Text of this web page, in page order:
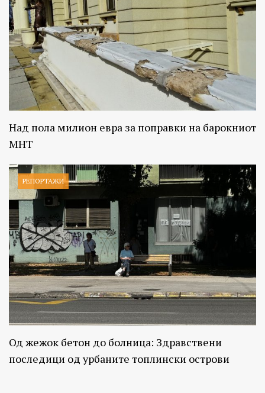
Над пола милион евра за поправки на барокниот
МНТ
РЕПОРТАЖИ
Од жежок бетон до болница: Здравствени
последици од урбаните топлински острови